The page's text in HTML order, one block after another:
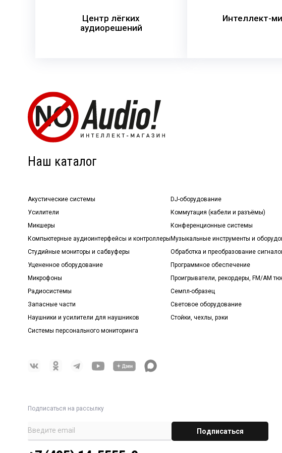
Центр лёгких
аудиорешений
Интеллект-
Наш каталог
Акустические системы
Усилители
Микшеры
Компьютерные аудиоинтерфейсы и контроллеры
Студийные мониторы и сабвуферы
Уцененное оборудование
Микрофоны
Радиосистемы
Запасные части
Наушники и усилители для наушников
Системы персонального мониторинга
DJ-оборудование
Коммутация (кабели и разъёмы)
Конференционные системы
Музыкальные инструменты и
Обработка и преобразование
Программное обеспечение
Проигрыватели, рекордеры, FM/AM
Семпл-образец
Световое оборудование
Стойки, чехлы, рэки
Подписаться на рассылку